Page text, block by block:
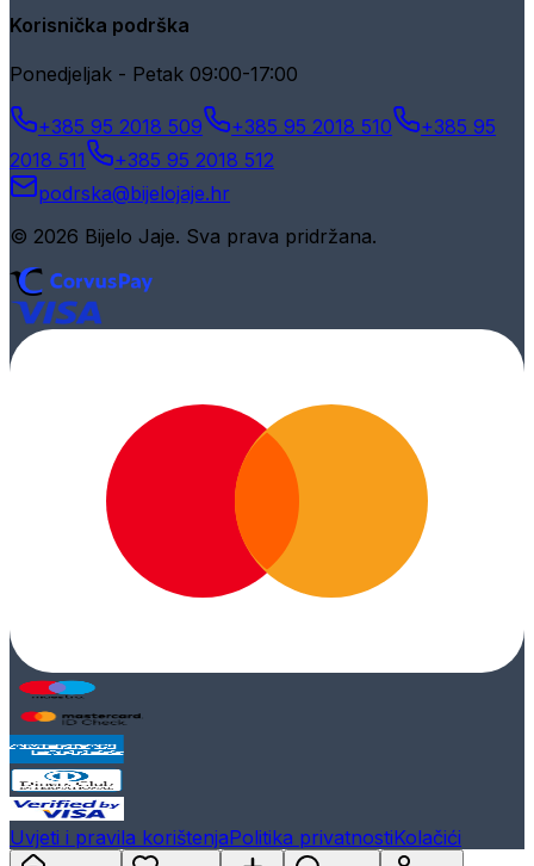
Korisnička podrška
Ponedjeljak - Petak 09:00-17:00
+385 95 2018 509 +385 95 2018 510
+385 95
2018 511
+385 95 2018 512
podrska@bijelojaje.hr
© 2026 Bijelo Jaje. Sva prava pridržana.
Uvjeti i pravila korištenjaPolitika privatnostiKolačići